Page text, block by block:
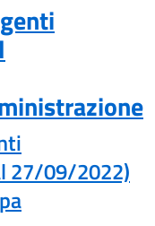
27/09/2022)